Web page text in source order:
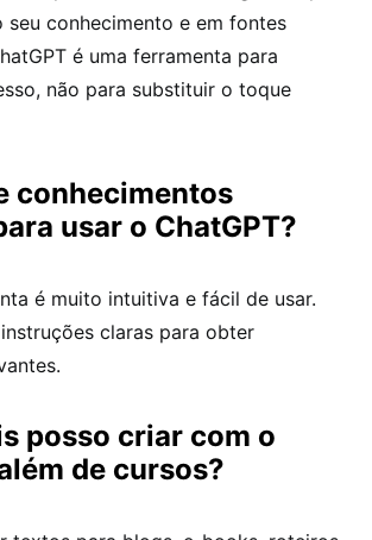
seu conhecimento e em fontes
é uma ferramenta para
não para substituir o toque
conhecimentos
usar o ChatGPT?
é muito intuitiva e fácil de usar.
claras para obter
posso criar com o
de cursos?